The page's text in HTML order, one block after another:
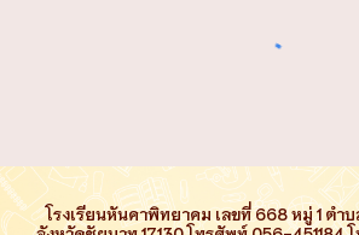
โรงเรียนหันคาพิทยาคม เลขที่ 668 หมู่ 1 ตำ